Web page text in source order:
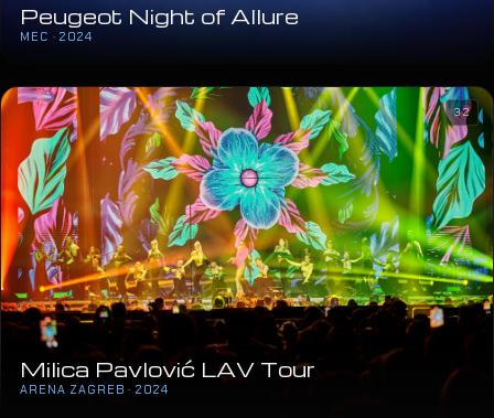
Peugeot Night of Allure
MEC · 2024
Milica Pavlović LAV Tour
ARENA ZAGREB · 2024
32